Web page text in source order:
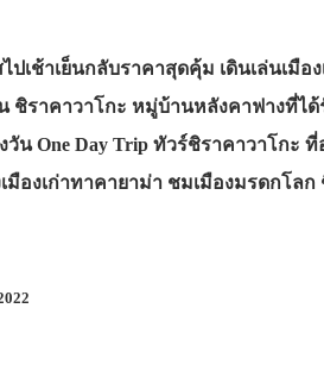
ปเช้าเย็นกลับราคาสุดคุ้ม เดินเล่นเมือ
ชิราคาวาโกะ หมู่บ้านหลังคาฟางที่ได้
น One Day Trip ทัวร์ชิราคาวาโกะ ที่
มืองเก่าทาคายาม่า ชมเมืองมรดกโลก